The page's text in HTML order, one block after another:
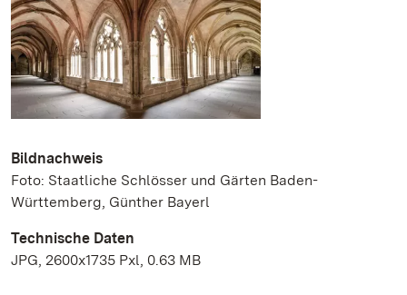
Bildnachweis
Foto: Staatliche Schlösser und Gärten Baden-
Württemberg, Günther Bayerl
Technische Daten
JPG, 2600x1735 Pxl, 0.63 MB